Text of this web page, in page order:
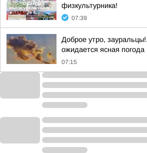
физкультурника!
07:39
Доброе утро,
ожидается ясная погода
07:15